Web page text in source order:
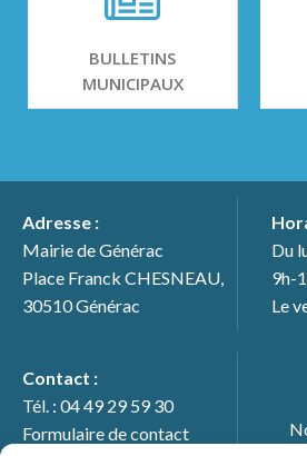
BULLETINS
MUNICIPAUX
Adresse :
Mairie de Générac
Place Franck CHESNEAU,
30510 Générac
Du
9h-
Le
Contact :
Tél. : 04 49 29 59 30
Formulaire de contact